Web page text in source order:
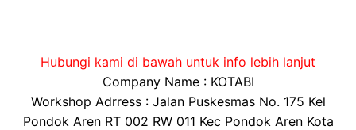
Hubungi kami di bawah untuk info lebih lanjut
Company Name : KOTABI
Workshop Adrress : Jalan Puskesmas No. 175 Kel
Pondok Aren RT 002 RW 011 Kec Pondok Aren Kota